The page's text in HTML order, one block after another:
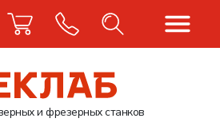
и фрезерных станков